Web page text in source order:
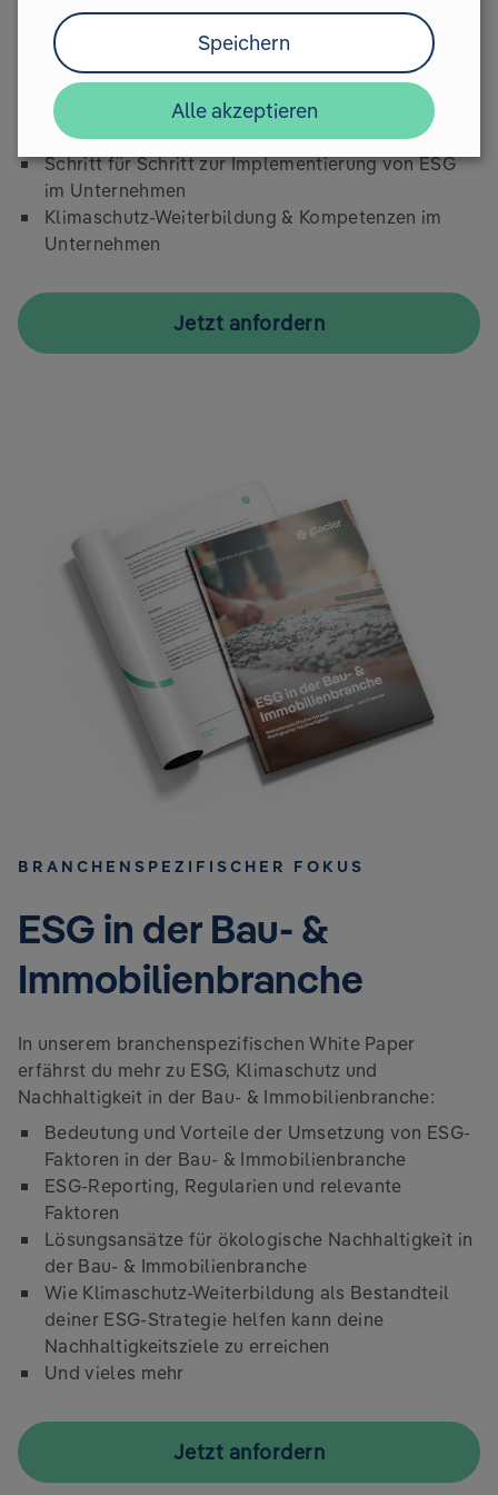
nicht nur am Papier.
Überblick über die wichtigsten ESG-Regularien
für Unternehmen
Bedeutung und Vorteile der Umsetzung von ESG-
Faktoren für dein Unternehmen
Schritt für Schritt zur Implementierung von ESG
im Unternehmen
Klimaschutz-Weiterbildung & Kompetenzen im
Unternehmen
Jetzt anfordern
BRANCHENSPEZIFISCHER FOKUS
ESG in der Bau- &
Immobilienbranche
In unserem branchenspezifischen White Paper
erfährst du mehr zu ESG, Klimaschutz und
Nachhaltigkeit in der Bau- & Immobilienbranche:
Bedeutung und Vorteile der Umsetzung von ESG-
Faktoren in der Bau- & Immobilienbranche
ESG-Reporting, Regularien und relevante
Faktoren
Lösungsansätze für ökologische Nachhaltigkeit in
der Bau- & Immobilienbranche
Wie Klimaschutz-Weiterbildung als Bestandteil
deiner ESG-Strategie helfen kann deine
Nachhaltigkeitsziele zu erreichen
Und vieles mehr
Jetzt anfordern
Speichern
Alle akzeptieren